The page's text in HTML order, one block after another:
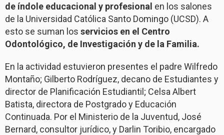
de índole educacional y profesional en los salones
de la Universidad Católica Santo Domingo (UCSD). A
esto se suman los servicios en el Centro
Odontológico, de Investigación y de la Familia.
En la actividad estuvieron presentes el padre Wilfredo
Montaño; Gilberto Rodríguez, decano de Estudiantes y
director de Planificación Estudiantil; Celsa Albert
Batista, directora de Postgrado y Educación
Continuada. Por el Ministerio de la Juventud, José
Bernard, consultor jurídico, y Darlin Toribio, encargado